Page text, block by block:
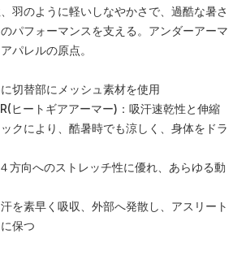
羽のように軽いしなやかさで、過酷な暑さ
パフォーマンスを支える。アンダーアーマ
パレルの原点。
切替部にメッシュ素材を使用
ヒートギアアーマー)：吸汗速乾性と伸縮
クにより、酷暑時でも涼しく、身体をドラ
方向へのストレッチ性に優れ、あらゆる動
を素早く吸収、外部へ発散し、アスリート
保つ